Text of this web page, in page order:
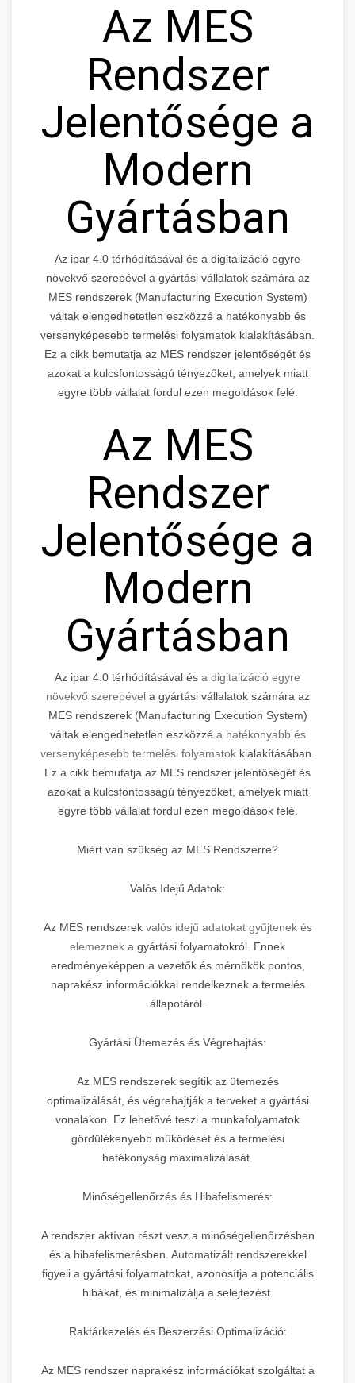
Az MES
Rendszer
Jelentősége a
Modern
Gyártásban
Az ipar 4.0 térhódításával és a digitalizáció egyre
növekvő szerepével a gyártási vállalatok számára az
MES rendszerek (Manufacturing Execution System)
váltak elengedhetetlen eszközzé a hatékonyabb és
versenyképesebb termelési folyamatok kialakításában.
Ez a cikk bemutatja az MES rendszer jelentőségét és
azokat a kulcsfontosságú tényezőket, amelyek miatt
egyre több vállalat fordul ezen megoldások felé.
Az MES
Rendszer
Jelentősége a
Modern
Gyártásban
Az ipar 4.0 térhódításával és a digitalizáció egyre
növekvő szerepévela gyártási vállalatok számára az
MES rendszerek (Manufacturing Execution System)
váltak elengedhetetlen eszközzé a hatékonyabb és
versenyképesebb termelési folyamatok kialakításában.
Ez a cikk bemutatja az MES rendszer jelentőségét és
azokat a kulcsfontosságú tényezőket, amelyek miatt
egyre több vállalat fordul ezen megoldások felé.
Miért van szükség az MES Rendszerre?
Valós Idejű Adatok:
Az MES rendszerek valós idejű adatokat gyűjtenek és
elemeznek a gyártási folyamatokról. Ennek
eredményeképpen a vezetők és mérnökök pontos,
naprakész információkkal rendelkeznek a termelés
állapotáról.
Gyártási Ütemezés és Végrehajtás:
Az MES rendszerek segítik az ütemezés
optimalizálását, és végrehajtják a terveket a gyártási
vonalakon. Ez lehetővé teszi a munkafolyamatok
gördülékenyebb működését és a termelési
hatékonyság maximalizálását.
Minőségellenőrzés és Hibafelismerés:
A rendszer aktívan részt vesz a minőségellenőrzésben
és a hibafelismerésben. Automatizált rendszerekkel
figyeli a gyártási folyamatokat, azonosítja a potenciális
hibákat, és minimalizálja a selejtezést.
Raktárkezelés és Beszerzési Optimalizáció:
Az MES rendszer naprakész információkat szolgáltat a